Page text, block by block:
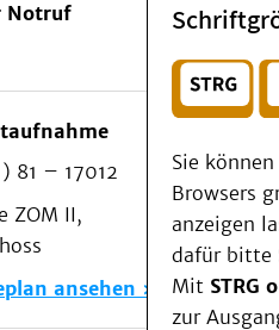
Suchen
oder
Wählen Sie ein Thema für
Notruf
81 – 17012
ZOM II,
ansehen
Sie
Browsers
anzeigen
dafür bitte
Mit STRG o
zur
Menü
Patienten & Besucher
Kliniken/Institute/
Als Patient am
Beratung und
Veranstaltungen
Kommunikation
Notfall
Forschung & Lehre